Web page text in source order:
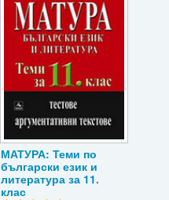
МАТУРА: Теми по
български език и
литература за 11.
клас